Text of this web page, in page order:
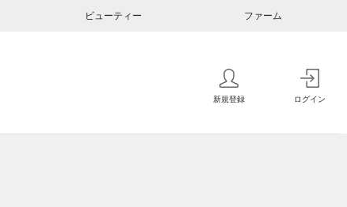
ビューティー ファーム
新規登録 ログイン